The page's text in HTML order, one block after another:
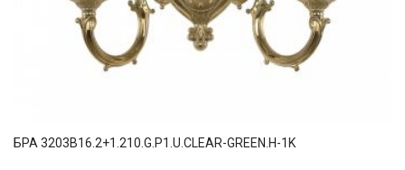
БРА 3203B16.2+1.210.G.P1.U.CLEAR-GREEN.H-1K